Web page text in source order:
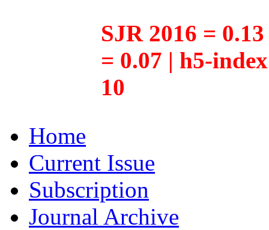
SJR 2016 =
= 0.07 | h5-
10
Home
Current Issue
Subscription
Journal Archive